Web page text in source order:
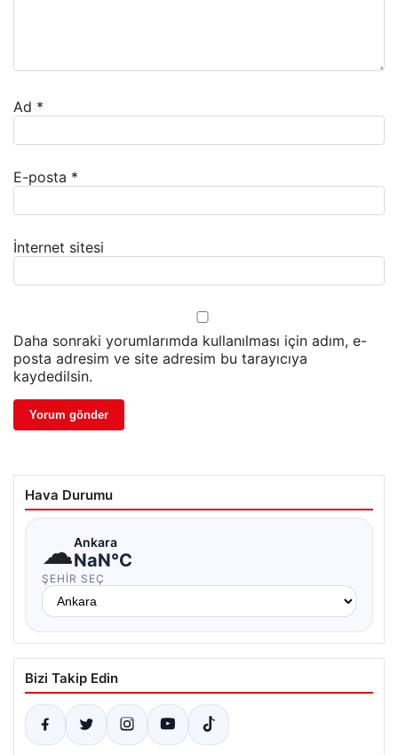
Ad *
E-posta *
İnternet sitesi
Daha sonraki yorumlarımda kullanılması için adım, e-
posta adresim ve site adresim bu tarayıcıya
kaydedilsin.
Hava Durumu
☁Ankara
NaN°C
ŞEHIR SEÇ
Bizi Takip Edin